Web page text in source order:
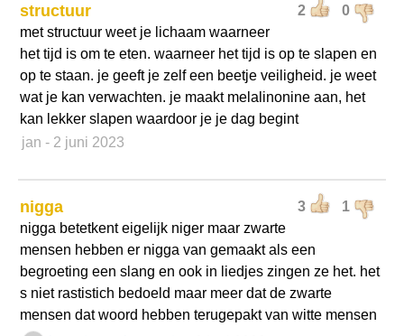
2 0
structuur
met structuur weet je lichaam waarneer
het tijd is om te eten. waarneer het tijd is op te slapen en
op te staan. je geeft je zelf een beetje veiligheid. je weet
wat je kan verwachten. je maakt melalinonine aan, het
kan lekker slapen waardoor je je dag begint
jan - 2 juni 2023
3 1
nigga
nigga betetkent eigelijk niger maar zwarte
mensen hebben er nigga van gemaakt als een
begroeting een slang en ook in liedjes zingen ze het. het
s niet rastistich bedoeld maar meer dat de zwarte
mensen dat woord hebben terugepakt van witte mensen